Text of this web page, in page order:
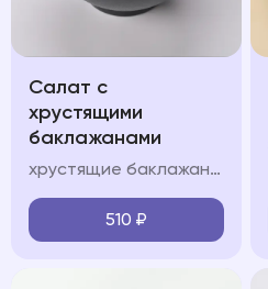
Салат с
хрустящими
баклажанами
хрустящие баклажаны подаются с помидорами, сливочным сыром, пикантной заправкой, зеленым луком и кинзой
510 ₽